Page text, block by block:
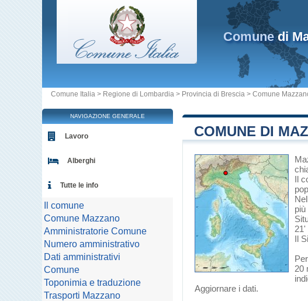
Comunedi
Comune Italia > Regione di Lombardia > Provincia di Brescia > Comune
COMUNE DI
Il
21'
Il
20
Aggiornare i dati.
NAVIGAZIONE GENERALE
Lavoro
Alberghi
Tutte le info
Il comune
Comune Mazzano
Amministratorie Comune
Numero amministrativo
Dati amministrativi
Comune
Toponimia e traduzione
Trasporti Mazzano